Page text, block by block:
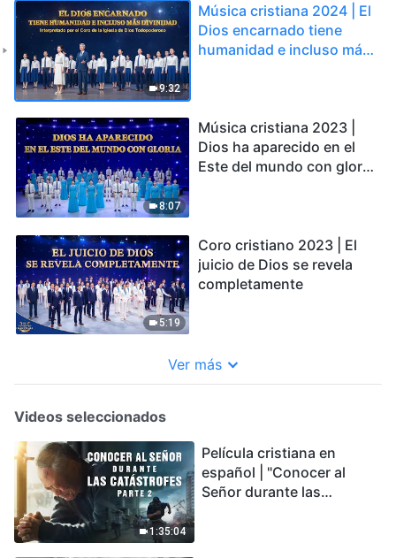
9:32
Música cristiana 2024 | El
Dios encarnado tiene
humanidad e incluso más
8:07
Música cristiana 2023 |
Dios ha aparecido en el
Este del mundo con gloria
5:19
Coro cristiano 2023 | El
juicio de Dios se revela
completamente
Ver más
Videos seleccionados
1:35:04
Película cristiana en
español | "Conocer al
Señor durante las